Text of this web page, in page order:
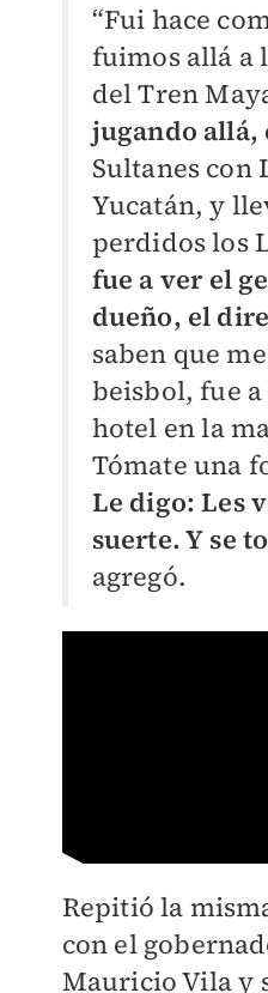
“Fui hace
fuimos allá a
del Tren
jugando allá,
Sultanes con
Yucatán, y
perdidos los
fue a ver el
dueño, el
saben que
beisbol, fue
hotel en la
Tómate una
Le digo: Les
suerte. Y se
agregó.
Repitió la
con el
Mauricio Vila y